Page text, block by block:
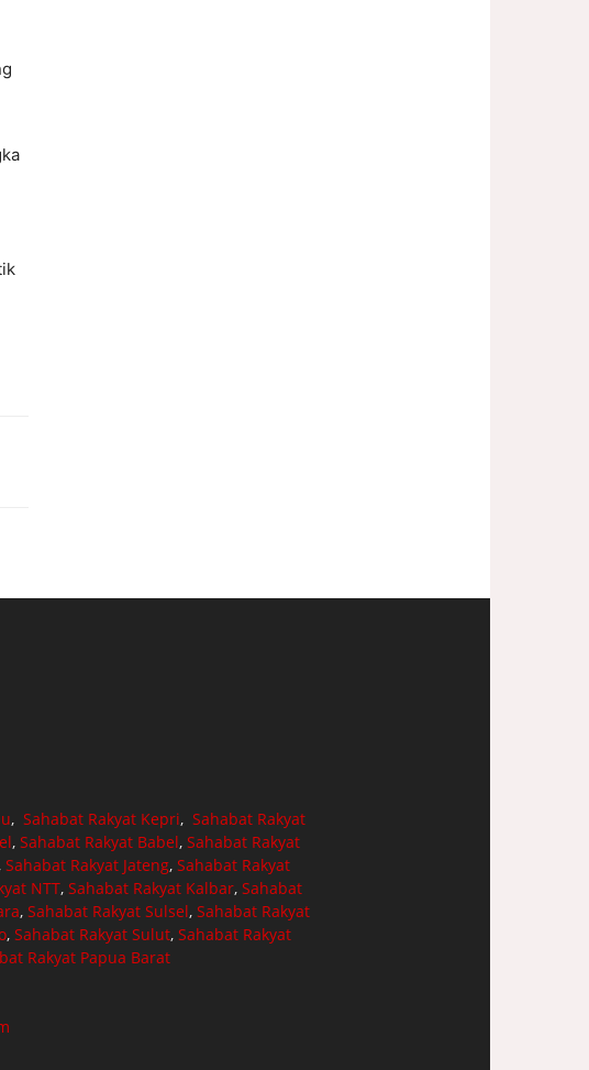
, Sahabat Rakyat Kepri, Sahabat Rakyat
,Sahabat Rakyat Babel,Sahabat Rakyat
Sahabat Rakyat Jateng, Sahabat Rakyat
NTT, Sahabat Rakyat Kalbar, Sahabat
, Sahabat Rakyat Sulsel, Sahabat Rakyat
, Sahabat Rakyat Sulut, Sahabat Rakyat
Rakyat Papua Barat